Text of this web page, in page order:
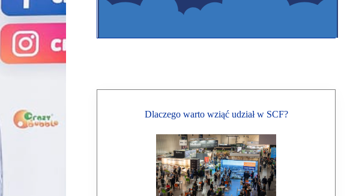
Dlaczego warto wziąć udział w SCF?